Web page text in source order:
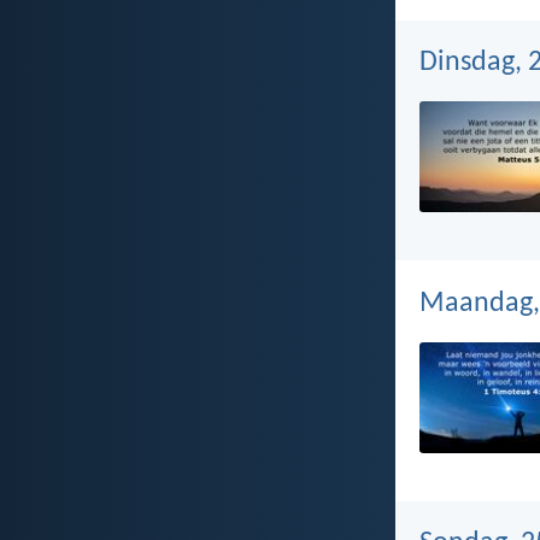
Dinsdag,